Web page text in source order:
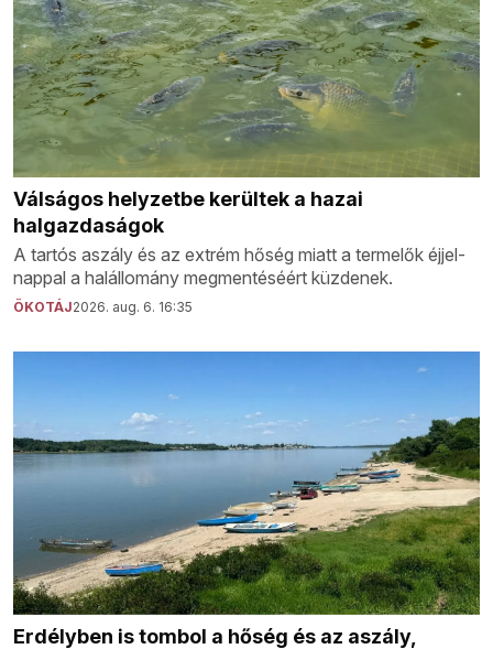
Válságos helyzetbe kerültek a hazai
halgazdaságok
A tartós aszály és az extrém hőség miatt a termelők éjjel-
nappal a halállomány megmentéséért küzdenek.
ÖKOTÁJ2026. aug. 6. 16:35
Erdélyben is tombol a hőség és az aszály,